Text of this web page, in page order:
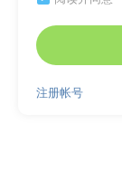
注册帐号